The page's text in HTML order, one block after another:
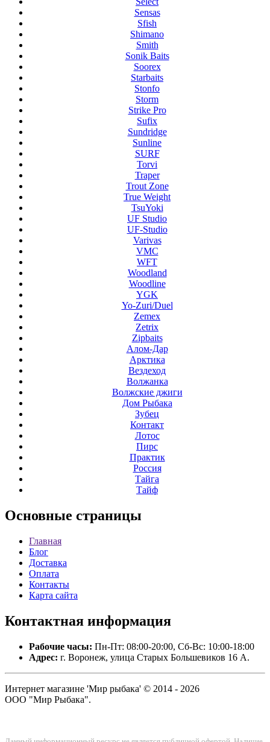
Sensas
Sfish
Shimano
Smith
Sonik Baits
Soorex
Starbaits
Stonfo
Storm
Strike Pro
Sufix
Sundridge
Sunline
SURF
Torvi
Traper
Trout Zone
True Weight
TsuYoki
UF Studio
UF-Studio
Varivas
VMC
WFT
Woodland
Woodline
YGK
Yo-Zuri/Duel
Zemex
Zetrix
Zipbaits
Алом-Дар
Арктика
Вездеход
Волжанка
Волжские джиги
Дом Рыбака
Зубец
Контакт
Лотос
Пирс
Практик
Россия
Тайга
Тайф
Основные страницы
Главная
Блог
Доставка
Оплата
Контакты
Карта сайта
Контактная информация
Рабочие часы: Пн-Пт: 08:00-20:00, Сб-Вс: 10:00-18:00
Адрес: г. Воронеж, улица Старых Большевиков 16 А.
Интернет магазине 'Мир рыбака' © 2014 - 2026
ООО "Мир Рыбака".